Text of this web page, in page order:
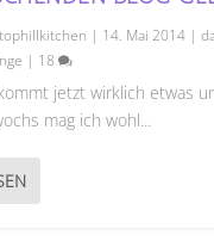
tophillkitchen | 14. Mai 2014 |
| 18
jetzt wirklich etwas
mag ich wohl...